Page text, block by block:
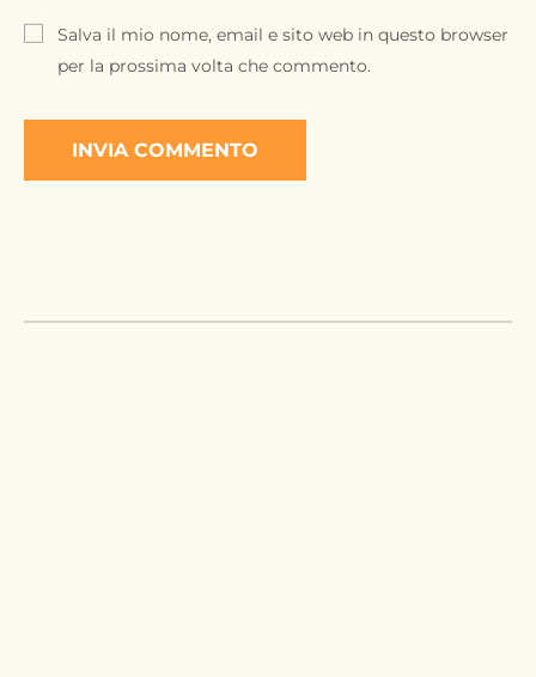
Salva il mio nome, email e sito web in questo browser
per la prossima volta che commento.